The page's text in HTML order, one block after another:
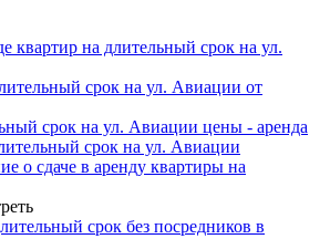
квартир на длительный срок на ул.
срок на ул. Авиации от
срок на ул. Авиации цены - аренда
срок на ул. Авиации
о сдаче в аренду квартиры на
срок без посредников в